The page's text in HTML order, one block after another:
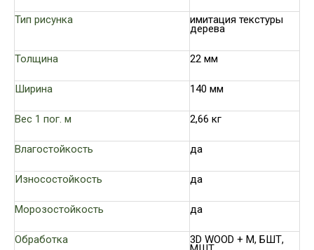
Тип рисунка имитация текстуры
дерева
Толщина 22 мм
Ширина 140 мм
Вес 1 пог. м 2,66 кг
Влагостойкость да
Износостойкость да
Морозостойкость да
Обработка 3D WOOD + М, БШТ,